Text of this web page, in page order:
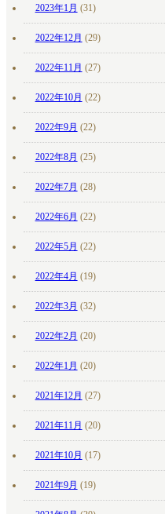
2023年1月 (31)
2022年12月 (29)
2022年11月 (27)
2022年10月 (22)
2022年9月 (22)
2022年8月 (25)
2022年7月 (28)
2022年6月 (22)
2022年5月 (22)
2022年4月 (19)
2022年3月 (32)
2022年2月 (20)
2022年1月 (20)
2021年12月 (27)
2021年11月 (20)
2021年10月 (17)
2021年9月 (19)